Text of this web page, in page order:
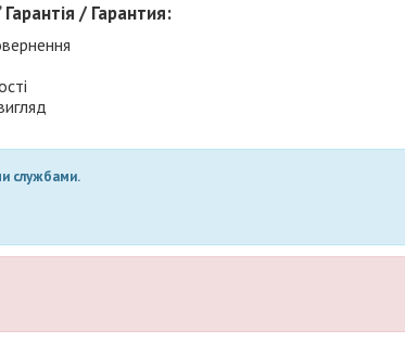
Гарантія / Гарантия:
службами.